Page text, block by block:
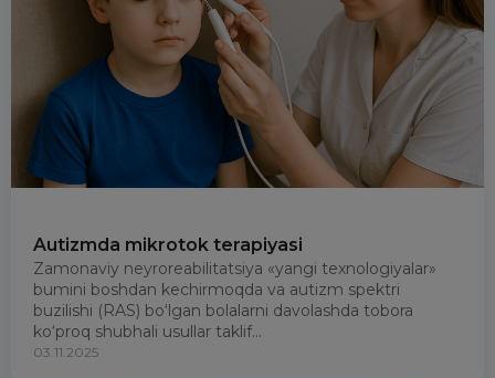
Autizmda mikrotok terapiyasi
Zamonaviy neyroreabilitatsiya «yangi texnologiyalar»
bumini boshdan kechirmoqda va autizm spektri
buzilishi (RAS) bo‘lgan bolalarni davolashda tobora
ko‘proq shubhali usullar taklif...
03.11.2025